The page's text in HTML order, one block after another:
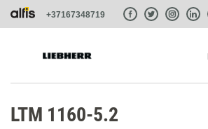
+37167348719
LTM 1160-5.2